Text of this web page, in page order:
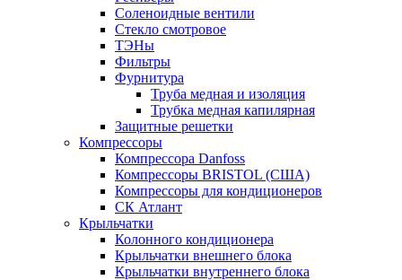
Соленоидные вентили
Стекло смотровое
ТЭНы
Фильтры
Фурнитура
Труба медная и изоляция
Трубка медная капилярная
Защитные решетки
Компрессоры
Компрессора Danfoss
Компрессоры BRISTOL (США)
Компрессоры для кондиционеров
СК Атлант
Крыльчатки
Колонного кондиционера
Крыльчатки внешнего блока
Крыльчатки внутреннего блока